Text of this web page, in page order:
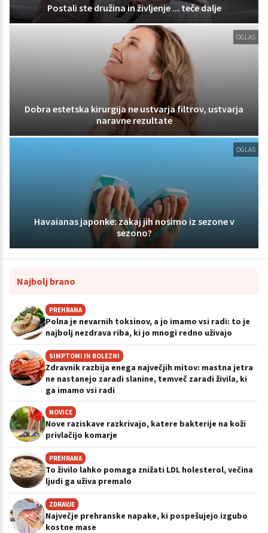
Postali ste družina in življenje ... teče dalje
OGLAS
Dobra estetska kirurgija ne ustvarja filtrov, ustvarja
naravne rezultate
OGLAS
Havaianas japonke: zakaj jih nosimo iz sezone v
sezono?
Najbolj brano
PREHRANA
Polna je nevarnih toksinov, a jo imamo vsi radi: to je
najbolj nezdrava riba, ki jo mnogi redno uživajo
SIMPTOMI IN BOLEZNI
Zdravnik razbija enega največjih mitov: mastna jetra
ne nastanejo zaradi slanine, temveč zaradi živila, ki
ga imamo vsi radi
NOVICE
Nove raziskave razkrivajo, katere bakterije na koži
privlačijo komarje
PREHRANA
To živilo lahko pomaga znižati LDL holesterol, večina
ljudi ga uživa premalo
ZDRAVJE
Največje prehranske napake, ki pospešujejo izgubo
kostne mase